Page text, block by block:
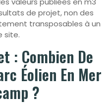
de projet, non des
transposables à un
site.
: Combien De
Éolien En Mer
?